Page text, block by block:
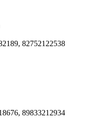
82752122538
89833212934